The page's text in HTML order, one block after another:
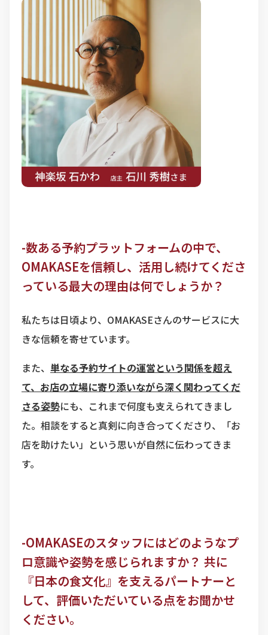
-数ある予約プラットフォームの中で、
OMAKASEを信頼し、活用し続けてくださ
っている最大の理由は何でしょうか？
私たちは日頃より、OMAKASEさんのサービスに大
きな信頼を寄せています。
また、 単なる予約サイトの運営という関係を超え
て、お店の立場に寄り添いながら深く関わってくだ
さる姿勢にも、これまで何度も支えられてきまし
た。相談をすると真剣に向き合ってくださり、「お
店を助けたい」という思いが自然に伝わってきま
す。
-OMAKASEのスタッフにはどのようなプ
ロ意識や姿勢を感じられますか？ 共に
『日本の食文化』を支えるパートナーと
して、評価いただいている点をお聞かせ
ください。